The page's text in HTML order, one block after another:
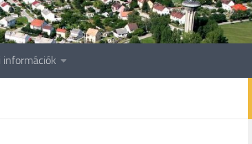
információk